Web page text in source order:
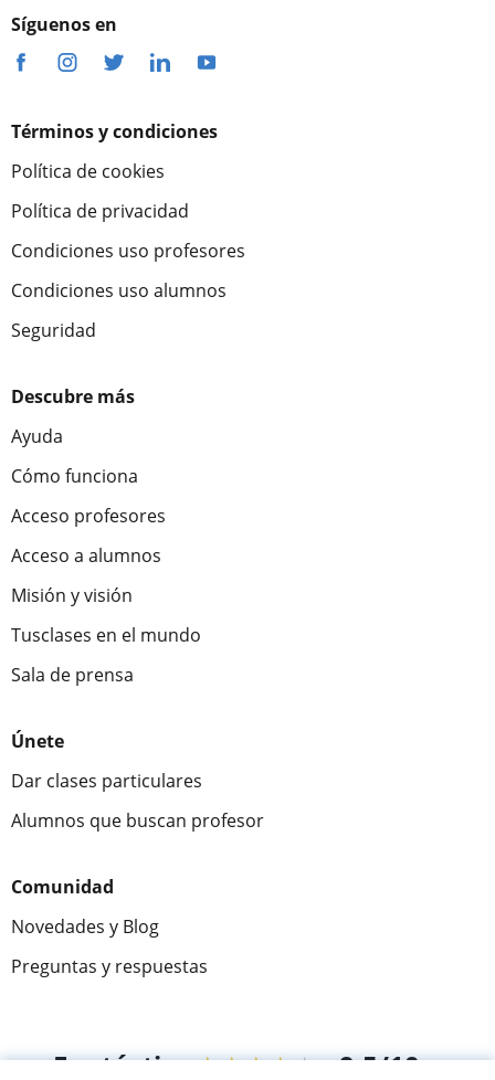
Síguenos en
Términos y condiciones
Política de cookies
Política de privacidad
Condiciones uso profesores
Condiciones uso alumnos
Seguridad
Descubre más
Ayuda
Cómo funciona
Acceso profesores
Acceso a alumnos
Misión y visión
Tusclases en el mundo
Sala de prensa
Únete
Dar clases particulares
Alumnos que buscan profesor
Comunidad
Novedades y Blog
Preguntas y respuestas
Fantástica★★★★★ 9,5/10